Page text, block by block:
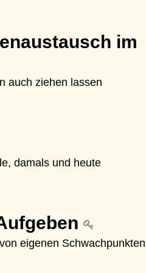
im
auch ziehen lassen
damals und heute
eigenen Schwachpunkten